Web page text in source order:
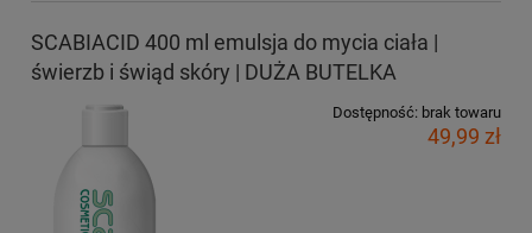
SCABIACID 400 ml emulsja do mycia ciała |
świerzb i świąd skóry | DUŻA BUTELKA
Dostępność: brak towaru
49,99 zł